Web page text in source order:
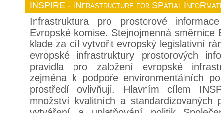
INSPIRE - INfrastructure for SPatial
Infrastruktura pro prostorové
Evropské komise. Stejnojmenná směrnice
klade za cíl vytvořit evropský legislativní
evropské infrastruktury prostorových
pravidla pro založení evropské
zejména k podpoře environmentálních
prostředí ovlivňují. Hlavním cílem
množství kvalitních a standardizovaných